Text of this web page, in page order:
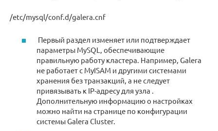
/etc/mysql/conf.d/galera.cnf
Первый раздел изменяет или подтверждает
параметры MySQL, обеспечивающие
правильную работу кластера. Например, Galera
не работает с MyISAM и другими системами
хранения без транзакций, а не следует
привязывать к IP-адресу для узла .
Дополнительную информацию о настройках
можно найти на странице по конфигурации
системы Galera Cluster.